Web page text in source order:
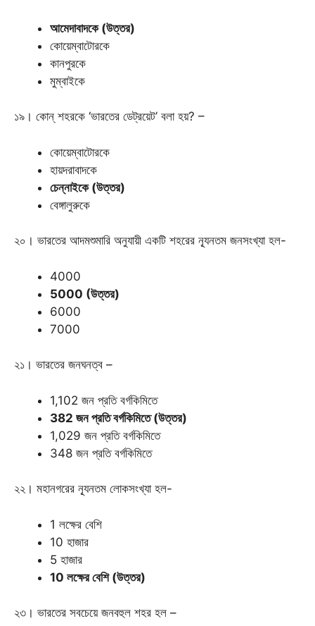
আমেদাবাদকে (উত্তর)
কোয়েম্বাটোরকে
কানপুরকে
মুম্বাইকে
১৯। কোন্ শহরকে ‘ভারতের ডেট্রয়েট’ বলা হয়? –
কোয়েম্বাটোরকে
হায়দরাবাদকে
চেন্নাইকে (উত্তর)
বেঙ্গালুরুকে
২০। ভারতের আদমশুমারি অনুযায়ী একটি শহরের ন্যূনতম জনসংখ্যা হল-
4000
5000 (উত্তর)
6000
7000
২১। ভারতের জনঘনত্ব –
1,102 জন প্রতি বর্গকিমিতে
382 জন প্রতি বর্গকিমিতে (উত্তর)
1,029 জন প্রতি বর্গকিমিতে
348 জন প্রতি বর্গকিমিতে
২২। মহানগরের ন্যূনতম লোকসংখ্যা হল-
1 লক্ষের বেশি
10 হাজার
5 হাজার
10 লক্ষের বেশি (উত্তর)
২৩। ভারতের সবচেয়ে জনবহুল শহর হল –